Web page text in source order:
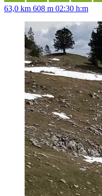
63,0 km 608 m 02:30 h:m